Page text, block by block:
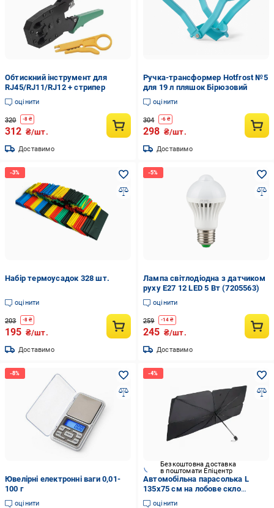
Обтискний інструмент для
RJ45/RJ11/RJ12 + стрипер
оцінити
320 -8 ₴
312 ₴/шт.
Доставимо
Ручка-трансформер Hotfrost №5
для 19 л пляшок Бірюзовий
оцінити
304 -6₴
298 ₴/шт.
Доставимо
Набір термоусадок 328 шт.
оцінити
203 -8 ₴
195 ₴/шт.
Доставимо
Лампа світлодіодна з датчиком
руху E27 12 LED 5 Вт (7205563)
оцінити
259 -14 ₴
245 ₴/шт.
Доставимо
Ювелірні електронні ваги 0,01-
100 г
оцінити
Безкоштовна доставка
в поштомати Епіцентр
Автомобільна парасолька L
135x75 см на лобове скло
(3b9dbc86)
оцінити